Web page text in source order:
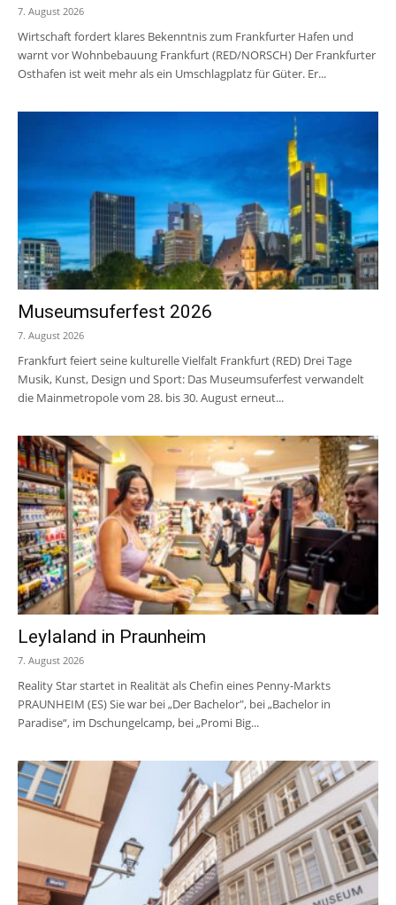
7. August 2026
Wirtschaft fordert klares Bekenntnis zum Frankfurter Hafen und
warnt vor Wohnbebauung Frankfurt (RED/NORSCH) Der Frankfurter
Osthafen ist weit mehr als ein Umschlagplatz für Güter. Er...
Museumsuferfest 2026
7. August 2026
Frankfurt feiert seine kulturelle Vielfalt Frankfurt (RED) Drei Tage
Musik, Kunst, Design und Sport: Das Museumsuferfest verwandelt
die Mainmetropole vom 28. bis 30. August erneut...
Leylaland in Praunheim
7. August 2026
Reality Star startet in Realität als Chefin eines Penny-Markts
PRAUNHEIM (ES) Sie war bei „Der Bachelor", bei „Bachelor in
Paradise“, im Dschungelcamp, bei „Promi Big...